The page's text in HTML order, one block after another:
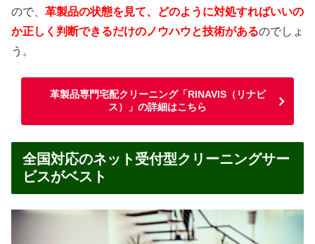
ので、 革製品の状態を見て、どのように対処すればいいの
か正しく判断できるだけのノウハウと技術があるのでしょ
う。
革製品専門宅配クリーニング「RINAVIS（リナビ
ス）」の詳細はこちら
全国対応のネット受付型クリーニングサー
ビスがベスト